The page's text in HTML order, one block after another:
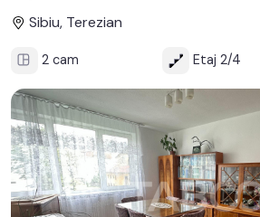
Sibiu, Terezian
2 cam Etaj 2/4